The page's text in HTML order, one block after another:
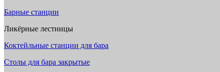
Барные станции
Ликёрные лестницы
Коктейльные станции для бара
Столы для бара закрытые